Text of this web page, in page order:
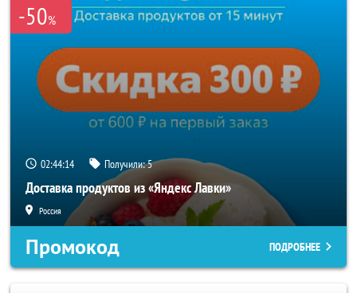
-50%
02:44:11 Получили:5
Доставка продуктов из «Яндекс Лавки»
Россия
Промокод ПОДРОБНЕЕ